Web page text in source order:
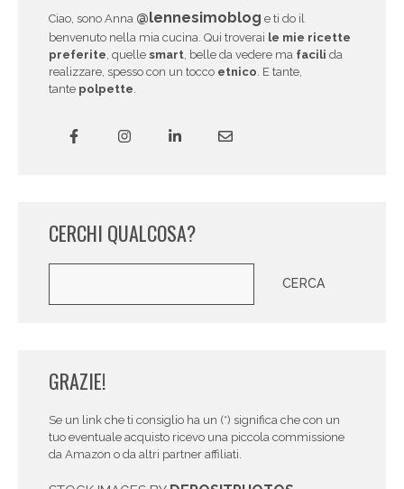
Ciao, sono Anna @lennesimoblog e ti do il
benvenuto nella mia cucina. Qui troverai le mie ricette
preferite, quelle smart, belle da vedere ma facili da
realizzare, spesso con un tocco etnico. E tante,
tante polpette.
CERCHI QUALCOSA?
CERCA
GRAZIE!
Se un link che ti consiglio ha un (*) significa che con un
tuo eventuale acquisto ricevo una piccola commissione
da Amazon o da altri partner affiliati.